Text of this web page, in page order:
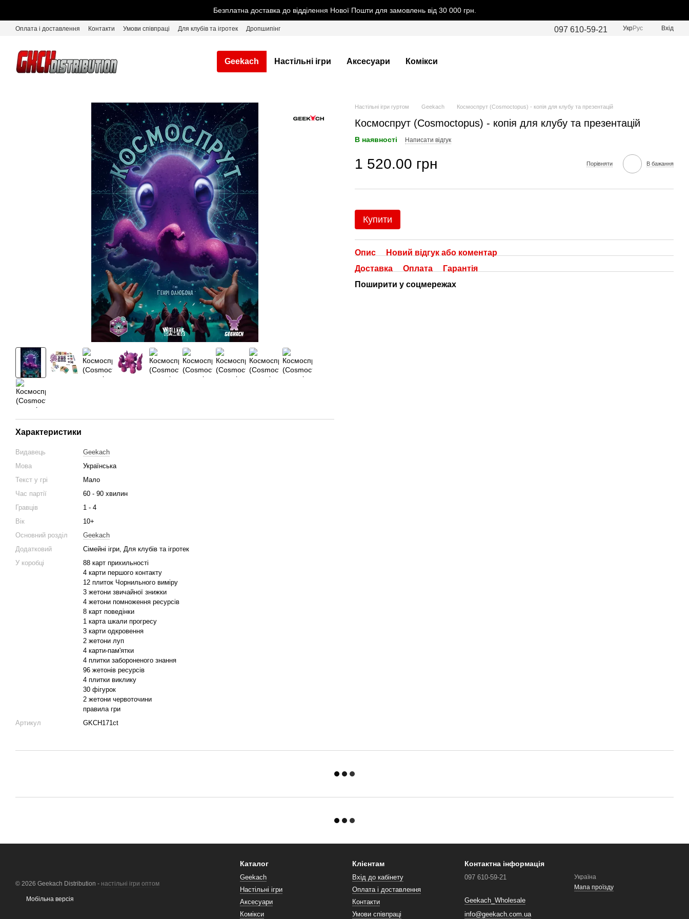
Безплатна доставка до відділення Нової Пошти для замовлень від 30 000 грн.
Оплата і доставлення Контакти Умови співпраці Для клубів та ігротек Дропшипінг 097 610-59-21 УкрРус Вхід
Geekach Настільні ігри Аксесуари Комікси
Характеристики
Видавець
Geekach
Мова
Українська
Текст у грі
Мало
Час партії
60 - 90 хвилин
Гравців
1 - 4
Вік
10+
Основний розділ
Geekach
Додатковий
Сімейні ігри, Для клубів та ігротек
У коробці
88 карт прихильності
4 карти першого контакту
12 плиток Чорнильного виміру
3 жетони звичайної знижки
4 жетони помноження ресурсів
8 карт поведінки
1 карта шкали прогресу
3 карти одкровення
2 жетони луп
4 карти-пам'ятки
4 плитки забороненого знання
96 жетонів ресурсів
4 плитки виклику
30 фігурок
2 жетони червоточини
правила гри
Артикул
GKCH171ct
Настільні ігри гуртом Geekach Космоспрут (Cosmoctopus) - копія для клубу та презентацій
Космоспрут (Cosmoctopus) - копія для клубу та презентацій
В наявності Написати відгук
1 520.00 грн Порівняти В бажання
Купити
Опис
Новий відгук або коментар
Доставка
Оплата
Гарантія
Поширити у соцмережах
© 2026 Geekach Distribution - настільні ігри оптом
Мобільна версія
Каталог
Geekach
Настільні ігри
Аксесуари
Комікси
Клієнтам
Вхід до кабінету
Оплата і доставлення
Контакти
Умови співпраці
Контактна інформація
097 610-59-21
Geekach_Wholesale
info@geekach.com.ua
Україна
Мапа проїзду